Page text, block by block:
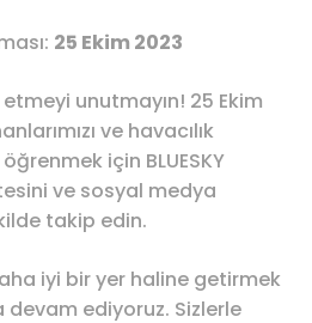
25 Ekim 2023
unutmayın! 25 Ekim
ve havacılık
için BLUESKY
ve sosyal medya
takip edin.
iyi bir yer haline getirmek
ediyoruz. Sizlerle